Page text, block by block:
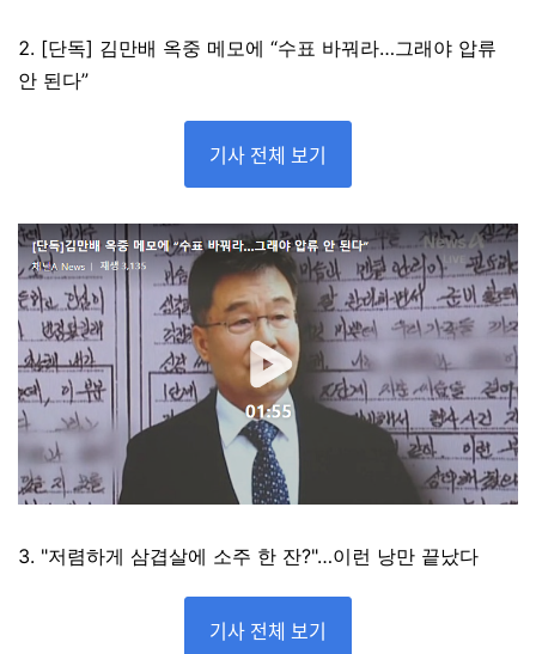
2. [단독] 김만배 옥중 메모에 “수표 바꿔라…그래야 압류
안 된다”
기사 전체 보기
3. "저렴하게 삼겹살에 소주 한 잔?"…이런 낭만 끝났다
기사 전체 보기